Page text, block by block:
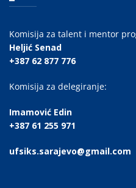
Komisija za talent i mentor
Heljić Senad
+387 62 877 776
Komisija za delegiranje:
Imamović Edin
+387 61 255 971
ufsiks.sarajevo@gmail.com